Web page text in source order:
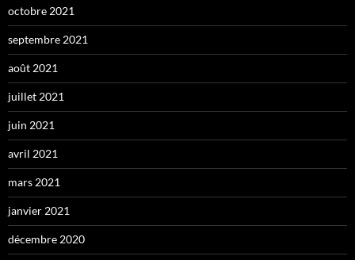
octobre 2021
septembre 2021
août 2021
juillet 2021
juin 2021
avril 2021
mars 2021
janvier 2021
décembre 2020